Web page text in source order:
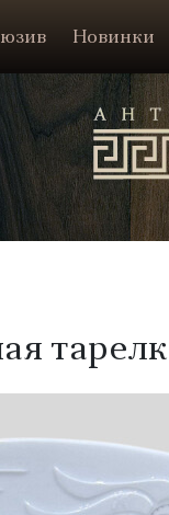
Новинки